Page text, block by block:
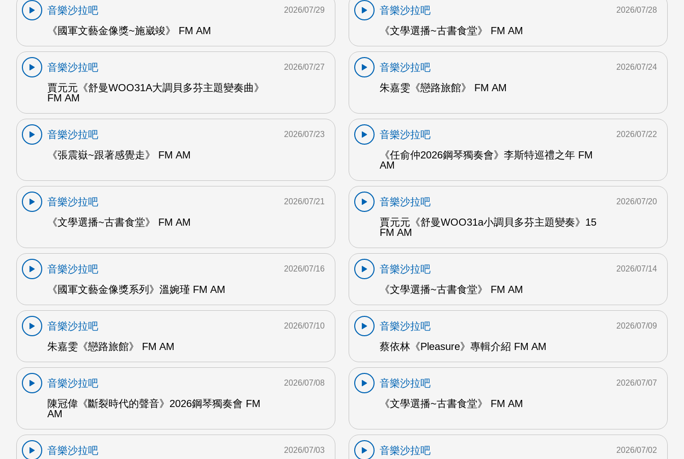
音樂沙拉吧
《國軍文藝金像獎~施崴竣》 FM AM
2026/07/29
音樂沙拉吧
《文學選播~古書食堂》 FM AM
2026/07/28
音樂沙拉吧
賈元元《舒曼WOO31A大調貝多芬主題變奏曲》
FM AM
2026/07/27
音樂沙拉吧
朱嘉雯《戀路旅館》 FM AM
2026/07/24
音樂沙拉吧
《張震嶽~跟著感覺走》 FM AM
2026/07/23
音樂沙拉吧
《任俞仲2026鋼琴獨奏會》李斯特巡禮之年 FM
AM
2026/07/22
音樂沙拉吧
《文學選播~古書食堂》 FM AM
2026/07/21
音樂沙拉吧
賈元元《舒曼WOO31a小調貝多芬主題變奏》15
FM AM
2026/07/20
音樂沙拉吧
《國軍文藝金像獎系列》溫婉瑾 FM AM
2026/07/16
音樂沙拉吧
《文學選播~古書食堂》 FM AM
2026/07/14
音樂沙拉吧
朱嘉雯《戀路旅館》 FM AM
2026/07/10
音樂沙拉吧
蔡依林《Pleasure》專輯介紹 FM AM
2026/07/09
音樂沙拉吧
陳冠偉《斷裂時代的聲音》2026鋼琴獨奏會 FM
AM
2026/07/08
音樂沙拉吧
《文學選播~古書食堂》 FM AM
2026/07/07
音樂沙拉吧
2026/07/03
音樂沙拉吧
2026/07/02